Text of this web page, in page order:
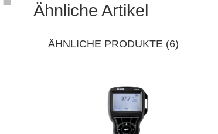
Ähnliche Artikel
ÄHNLICHE PRODUKTE (6)